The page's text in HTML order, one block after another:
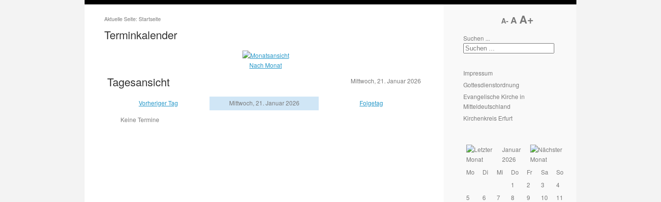
Aktuelle Seite: Startseite
Terminkalender
Nach Monat
Tagesansicht Mittwoch, 21. Januar 2026
Vorheriger Tag Mittwoch, 21. Januar 2026
Folgetag
Keine Termine
A- AA+
Suchen ...
Impressum
Gottesdienstordnung
Evangelische Kirche in
Mitteldeutschland
Kirchenkreis Erfurt
Januar
2026
Mo
Di Mi Do Fr Sa
So
1
2 3
4
5
6 7 8 9 10
11